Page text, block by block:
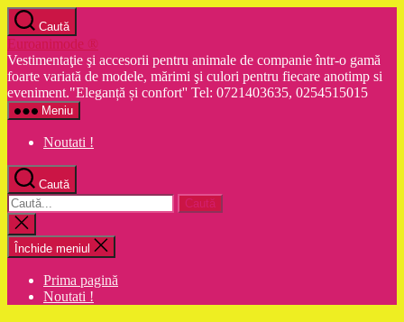
Sari
la
conținut
Caută
Euroanimode ®
Vestimentaţie şi accesorii pentru animale de companie într-o gamă
foarte variată de modele, mărimi şi culori pentru fiecare anotimp si
eveniment."Eleganță și confort'' Tel: 0721403635, 0254515015
Meniu
Noutati !
Caută
Caută
după:
Închide
căutarea
Închide meniul
Prima pagină
Noutati !